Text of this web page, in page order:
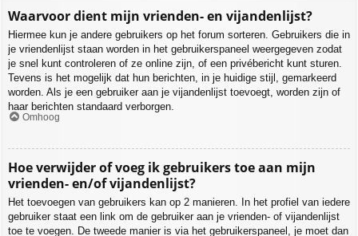
Waarvoor dient mijn vrienden- en vijandenlijst?
Hiermee kun je andere gebruikers op het forum sorteren. Gebruikers die in
je vriendenlijst staan worden in het gebruikerspaneel weergegeven zodat
je snel kunt controleren of ze online zijn, of een privébericht kunt sturen.
Tevens is het mogelijk dat hun berichten, in je huidige stijl, gemarkeerd
worden. Als je een gebruiker aan je vijandenlijst toevoegt, worden zijn of
haar berichten standaard verborgen.
Omhoog
Hoe verwijder of voeg ik gebruikers toe aan mijn
vrienden- en/of vijandenlijst?
Het toevoegen van gebruikers kan op 2 manieren. In het profiel van iedere
gebruiker staat een link om de gebruiker aan je vrienden- of vijandenlijst
toe te voegen. De tweede manier is via het gebruikerspaneel, je moet dan